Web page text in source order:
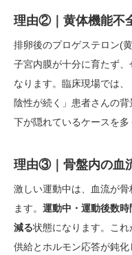
理由②｜黄体機能不
排卵後のプロゲステロン(
子宮内膜が十分に育たず
なります。臨床現場では
陰性が続く」患者さんの
下が隠れているケースを多
理由③｜骨盤内の血
激しい運動中は、血流が
ます。 運動中・運動後数
減る状態になります。こ
供給とホルモン応答が鈍化